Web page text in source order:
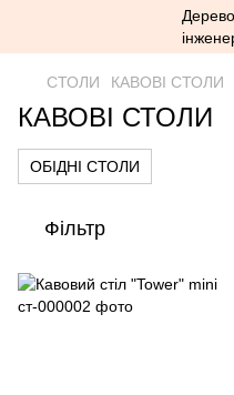
СТОЛИ КАВОВІ СТОЛИ
КАВОВІ СТОЛИ
ОБІДНІ СТОЛИ
Фільтр